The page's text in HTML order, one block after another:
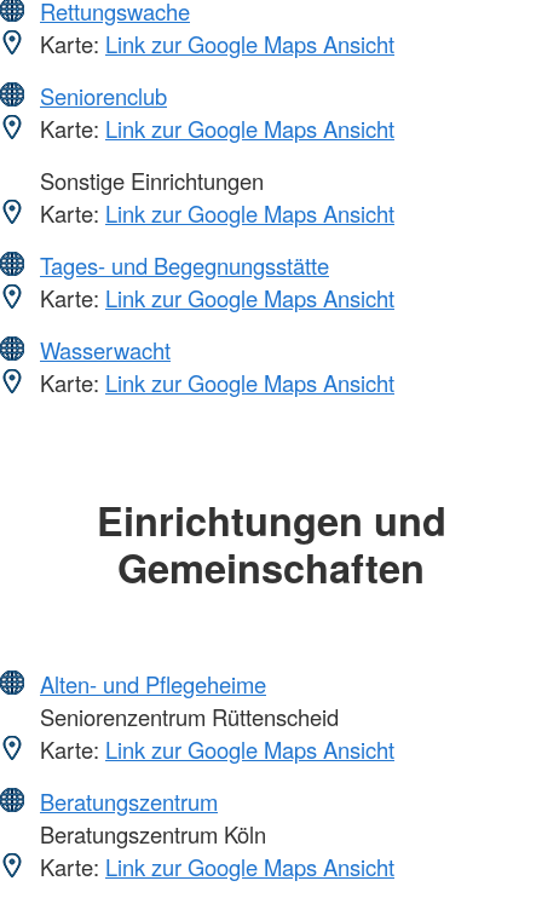
Rettungswache
Karte: Link zur Google Maps Ansicht
Seniorenclub
Karte: Link zur Google Maps Ansicht
Sonstige Einrichtungen
Karte: Link zur Google Maps Ansicht
Tages- und Begegnungsstätte
Karte: Link zur Google Maps Ansicht
Wasserwacht
Karte: Link zur Google Maps Ansicht
Einrichtungen und
Gemeinschaften
Alten- und Pflegeheime
Seniorenzentrum Rüttenscheid
Karte: Link zur Google Maps Ansicht
Beratungszentrum
Beratungszentrum Köln
Karte: Link zur Google Maps Ansicht